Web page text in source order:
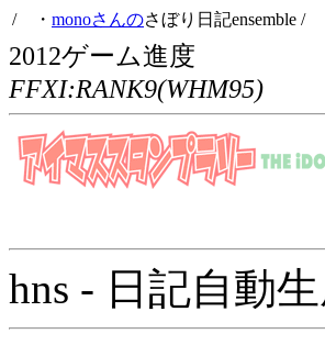
/ ・ monoさんのさぼり日記ensemble /
2012ゲーム進度
FFXI:RANK9(WHM95)
hns - 日記自動